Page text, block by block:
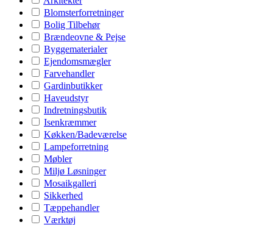
Blomsterforretninger
Bolig Tilbehør
Brændeovne & Pejse
Byggematerialer
Ejendomsmægler
Farvehandler
Gardinbutikker
Haveudstyr
Indretningsbutik
Isenkræmmer
Køkken/Badeværelse
Lampeforretning
Møbler
Miljø Løsninger
Mosaikgalleri
Sikkerhed
Tæppehandler
Værktøj